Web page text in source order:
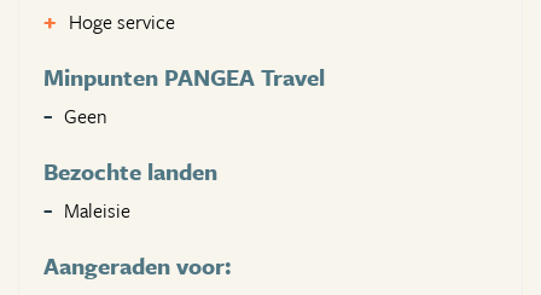
Hoge service
Minpunten PANGEA Travel
Geen
Bezochte landen
Maleisie
Aangeraden voor: